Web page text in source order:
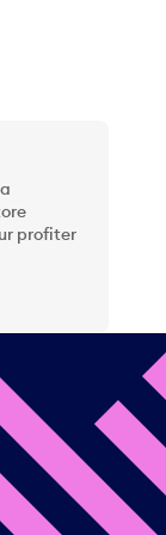
profiter